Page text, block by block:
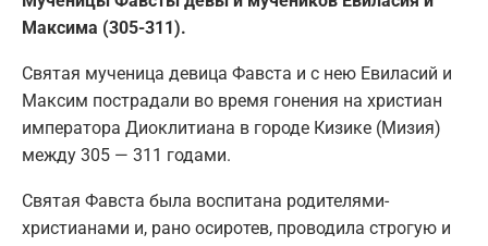
Максима (305-311).
Святая мученица девица Фавста и с нею Евиласий и
Максим пострадали во время гонения на христиан
императора Диоклитиана в городе Кизике (Мизия)
между 305 — 311 годами.
Святая Фавста была воспитана родителями-
христианами и, рано осиротев, проводила строгую и